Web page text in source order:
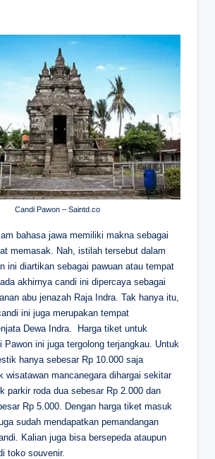
Candi Pawon – Saintd.co
bahasa jawa memiliki makna sebagai
memasak. Nah, istilah tersebut dalam
ini diartikan sebagai pawuan atau tempat
akhirnya candi ini dipercaya sebagai
abu jenazah Raja Indra. Tak hanya itu,
ini juga merupakan tempat
Dewa Indra.
Harga tiket untuk
Pawon ini juga tergolong terjangkau. Untuk
hanya sebesar Rp 10.000 saja
wisatawan mancanegara dihargai sekitar
parkir roda dua sebesar Rp 2.000 dan
Rp 5.000. Dengan harga tiket masuk
sudah mendapatkan pemandangan
Kalian juga bisa bersepeda ataupun
toko souvenir.